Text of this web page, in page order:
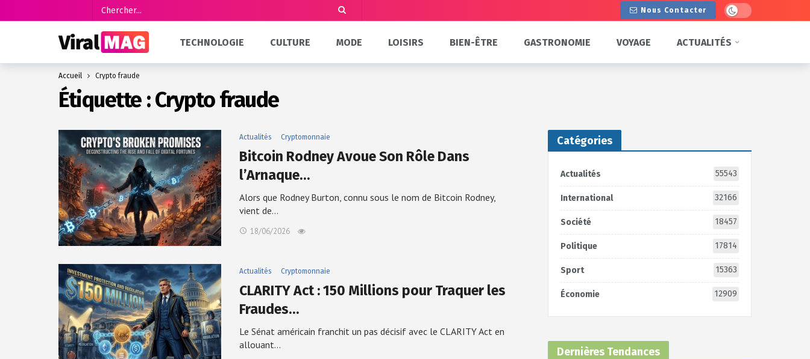
Nous Contacter Dark mode
TECHNOLOGIE CULTURE MODE LOISIRS BIEN-ÊTRE GASTRONOMIE VOYAGE ACTUALITÉS
Accueil Crypto fraude
Étiquette :Crypto fraude
Actualités Cryptomonnaie
Bitcoin Rodney Avoue Son Rôle Dans
l’Arnaque…
Alors que Rodney Burton, connu sous le nom de Bitcoin Rodney,
vient de…
18/06/2026
Actualités Cryptomonnaie
CLARITY Act : 150 Millions pour Traquer les
Fraudes…
Le Sénat américain franchit un pas décisif avec le CLARITY Act en
allouant…
Catégories
Actualités 55543
International 32166
Société 18457
Politique 17814
Sport 15363
Économie 12909
Dernières Tendances